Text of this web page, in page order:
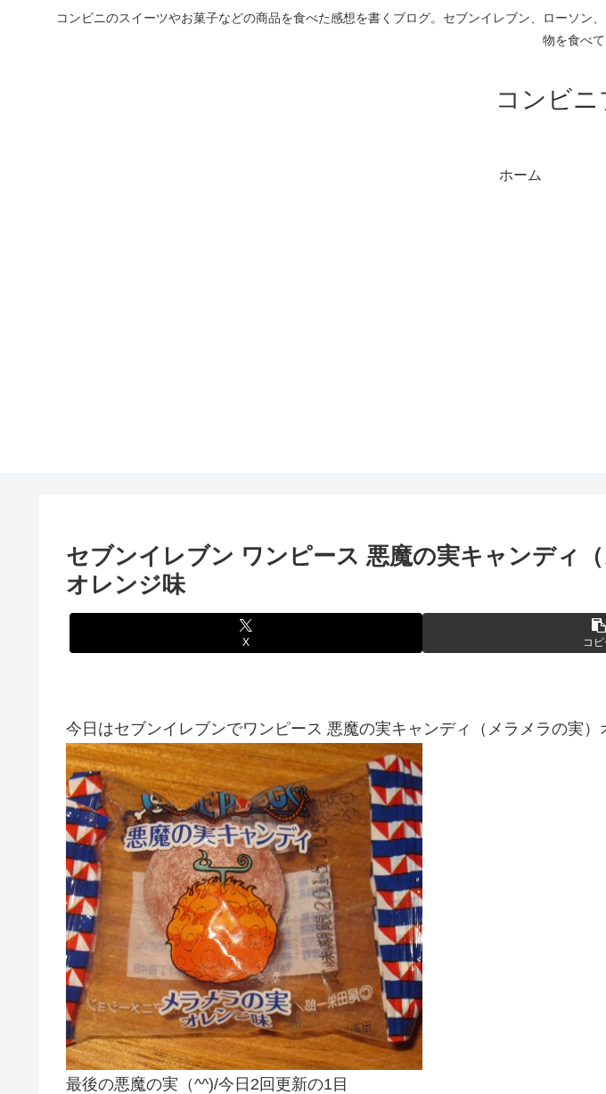
コンビニのスイーツやお菓子などの商品を食べた感想を書くブログ。セブンイレブン、ローソ
物を食べて
コンビニ
ホーム
セブンイレブン ワンピース 悪魔の実キャンディ（
オレンジ味
X コピ
今日はセブンイレブンでワンピース 悪魔の実キャンディ（メラメラの実
最後の悪魔の実（^^)/今日2回更新の1目